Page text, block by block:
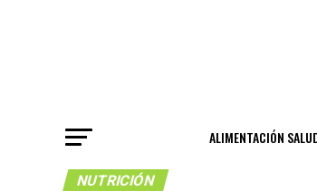
ALIMENTACIÓN
NUTRICIÓN